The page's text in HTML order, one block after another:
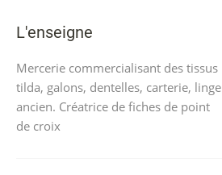
L'enseigne
Mercerie commercialisant des tissus
tilda, galons, dentelles, carterie, linge
ancien. Créatrice de fiches de point
de croix